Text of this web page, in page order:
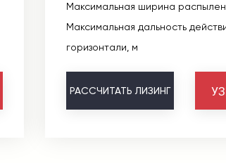
Максимальная ширина
Максимальная дальность
горизонтали, м
РАССЧИТАТЬ ЛИЗИНГ